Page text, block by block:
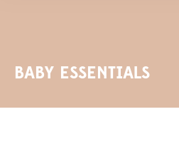
BABY ESSENTIALS